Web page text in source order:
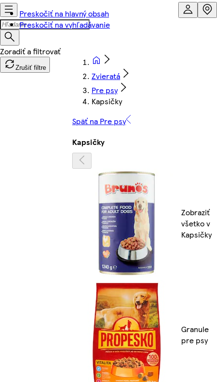
Preskočiť na hlavný obsah
Preskočiť na vyhľadávanie
Zrušiť filtre
Zvieratá
Pre psy
Kapsičky
Späť na Pre psy
Kapsičky
Zobraziť
všetko v
Kapsičky
Granule
pre psy